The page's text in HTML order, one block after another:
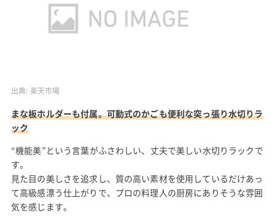
出典: 楽天市場
まな板ホルダーも付属。可動式のかごも便利な突っ張り水切りラ
ック
“機能美”という言葉がふさわしい、丈夫で美しい水切りラックで
す。
見た目の美しさを追求し、質の高い素材を使用しているだけあっ
て高級感漂う仕上がりで、プロの料理人の厨房にありそうな雰囲
気を感じます。